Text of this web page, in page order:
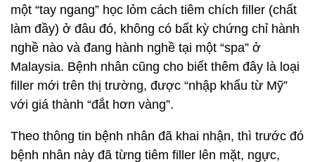
một “tay ngang” học lỏm cách tiêm chích filler (chất
làm đầy) ở đâu đó, không có bất kỳ chứng chỉ hành
nghề nào và đang hành nghề tại một “spa” ở
Malaysia. Bệnh nhân cũng cho biết thêm đây là loại
filler mới trên thị trường, được “nhập khẩu từ Mỹ”
với giá thành “đắt hơn vàng”.
Theo thông tin bệnh nhân đã khai nhận, thì trước đó
bệnh nhân này đã từng tiêm filler lên mặt, ngực,